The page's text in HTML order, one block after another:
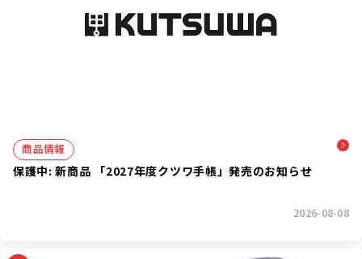
商品情報
保護中: 新商品 「2027年度クツワ手帳」発売のお知らせ
2026-08-08